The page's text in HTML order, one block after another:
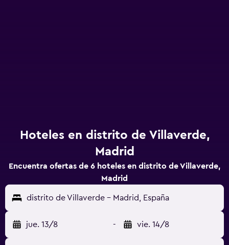
Hoteles en distrito de Villaverde,
Madrid
Encuentra ofertas de 6 hoteles en distrito de Villaverde,
Madrid
distrito de Villaverde - Madrid, España
jue. 13/8 - vie. 14/8